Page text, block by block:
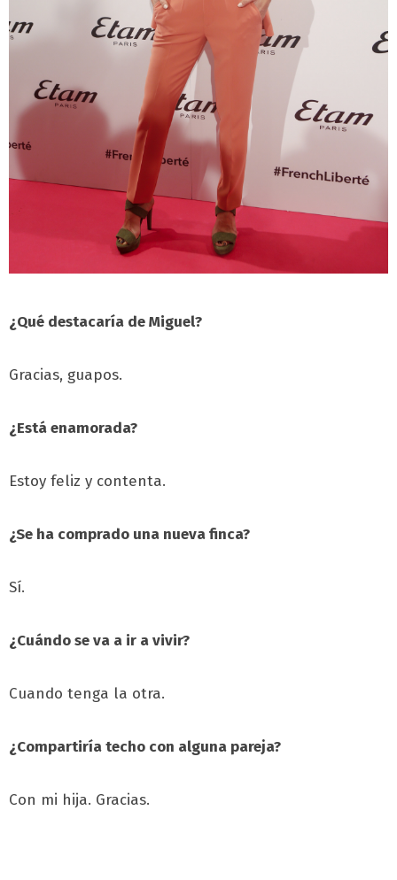
¿Qué destacaría de Miguel?
Gracias, guapos.
¿Está enamorada?
Estoy feliz y contenta.
¿Se ha comprado una nueva finca?
Sí.
¿Cuándo se va a ir a vivir?
Cuando tenga la otra.
¿Compartiría techo con alguna pareja?
Con mi hija. Gracias.